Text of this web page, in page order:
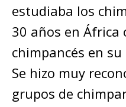
estudiaba los
30 años en África
chimpancés en
Se hizo muy
grupos de